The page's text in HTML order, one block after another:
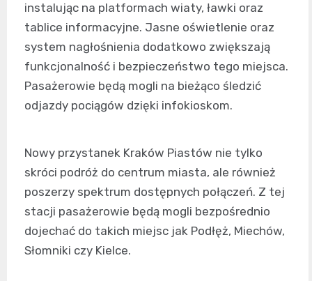
instalując na platformach wiaty, ławki oraz
tablice informacyjne. Jasne oświetlenie oraz
system nagłośnienia dodatkowo zwiększają
funkcjonalność i bezpieczeństwo tego miejsca.
Pasażerowie będą mogli na bieżąco śledzić
odjazdy pociągów dzięki infokioskom.
Nowy przystanek Kraków Piastów nie tylko
skróci podróż do centrum miasta, ale również
poszerzy spektrum dostępnych połączeń. Z tej
stacji pasażerowie będą mogli bezpośrednio
dojechać do takich miejsc jak Podłęż, Miechów,
Słomniki czy Kielce.